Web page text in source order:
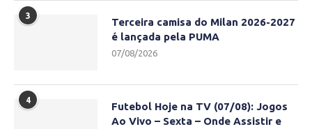
3
Terceira camisa do Milan 2026-2027
é lançada pela PUMA
07/08/2026
4
Futebol Hoje na TV (07/08): Jogos
Ao Vivo – Sexta – Onde Assistir e